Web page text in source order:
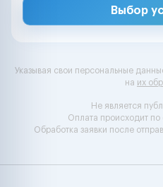
Выбор
Указывая свои персональные
на их
Не является
Оплата происходит по
Обработка заявки после